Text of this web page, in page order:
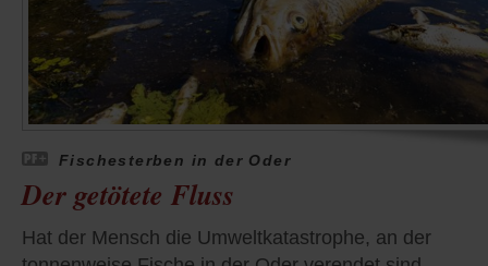
Fischesterben in der Oder
Der getötete Fluss
Hat der Mensch die Umweltkatastrophe, an der